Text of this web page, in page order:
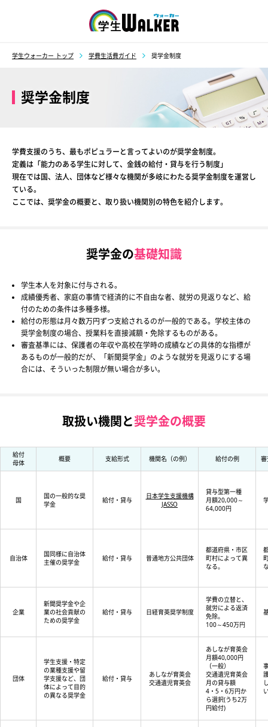
学生ウォーカー トップ 学費生活費ガイド 奨学金制度
奨学金制度
学費支援のうち、最もポピュラーと言ってよいのが奨学金制度。
定義は「能力のある学生に対して、金銭の給付・貸与を行う制度」
現在では国、法人、団体など様々な機関が多岐にわたる奨学金制度を運営し
ている。
ここでは、奨学金の概要と、取り扱い機関別の特色を紹介します。
奨学金の基礎知識
学生本人を対象に付与される。
成績優秀者、家庭の事情で経済的に不自由な者、就労の見返りなど、給
付のための条件は多種多様。
給付の形態は月々数万円ずつ支給されるのが一般的である。学校主体の
奨学金制度の場合、授業料を直接減額・免除するものがある。
審査基準には、保護者の年収や高校在学時の成績などの具体的な指標が
あるものが一般的だが、「新聞奨学金」のような就労を見返りにする場
合には、そういった制限が無い場合が多い。
取扱い機関と奨学金の概要
給付
母体
概要 支給形式 機関名（の例） 給付の例 審
国
国の一般的な奨
学金
給付・貸与
日本学生支援機構
JASSO
貸与型第一種
月額20,000～
64,000円
自治体
国同様に自治体
主催の奨学金
給付・貸与 普通地方公共団体
都道府県・市区
町村によって異
なる。
企業
新聞奨学金や企
業の社会貢献の
ための奨学金
給付・貸与 日経育英奨学制度
学費の立替と、
就労による返済
免除。
100～450万円
団体
学生支援・特定
の業種支援や留
学支援など、団
体によって目的
の異なる奨学金
給付・貸与
あしなが育英会
交通遺児育英会
あしなが育英会
月額40,000円
（一般）
交通遺児育英会
月の貸与額
4・5・6万円か
ら選択(うち2万
円給付)